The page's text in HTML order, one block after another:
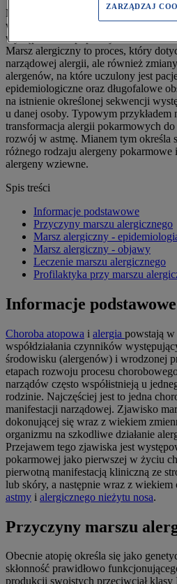
Mianem marszu alergicznego nazywa
wraz z wiekiem ewolucję chorób
występować w populacji od wieku
Marsz alergiczny to proces, który
narządowej alergii, ale również
alergenów, na które uczulony jest
epidemiologiczne oraz długofalowe
na istnienie określonej sekwencji
u danej osoby. Typowym przykładem
transformacja alergii pokarmowych
rozwój w astmę. Mianem tym określa
różnego rodzaju alergeny pokarmowe
alergeny wziewne.
Spis treści
Informacje podstawowe
Przyczyny marszu alergicznego
Marsz alergiczny -
Marsz alergiczny - objawy
Leczenie marszu alergicznego
Profilaktyka przy marszu
Informacje podstawowe
Choroba atopowa i alergia powstają w
współdziałania czynników
środowisku (alergenów) i wrodzonej
etapach rozwoju procesu
narządów często współistnieją u
rodzinie. Najczęściej jest to jedna
manifestacji narządowej. Zjawisko
dokonującej się wraz z wiekiem
organizmu na szkodliwe działanie
Przejawem tego zjawiska jest
pokarmowej jako pierwszej w życiu
pierwotną manifestacją kliniczną ze
lub skóry, a następnie wraz z
astmy i alergicznego nieżytu nosa.
Przyczyny marszu
Obecnie atopię określa się jako
skłonność prawidłowo
produkcji swoistych przeciwciał
ZARZĄDZAJ